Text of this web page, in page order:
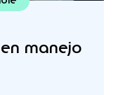
manejo